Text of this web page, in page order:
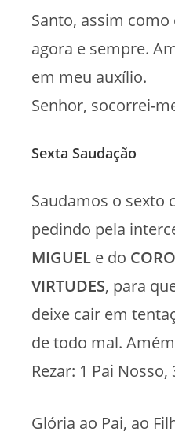
Santo, assim
agora e sempre.
em meu auxílio.
Senhor, socorrei-
Sexta Saudação
Saudamos o sexto
pedindo pela
MIGUEL e do
VIRTUDES, para
deixe cair em
de todo mal.
Rezar: 1 Pai
Glória ao Pai, ao